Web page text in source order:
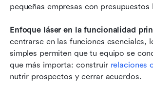
pequeñas empresas con presupuestos
Enfoque láser en la funcionalidad
centrarse en las funciones esenciales,
simples permiten que tu equipo se
que más importa: construir relaciones
nutrir prospectos y cerrar acuerdos.